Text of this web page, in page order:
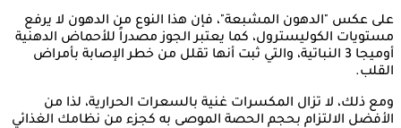
على عكس "الدهون المشبعة"، فإن هذا النوع من الدهون لا يرفع
مستويات الكوليسترول، كما يعتبر الجوز مصدراً للأحماض الدهنية
أوميجا 3 النباتية، والتي ثبت أنها تقلل من خطر الإصابة بأمراض
القلب.
ومع ذلك، لا تزال المكسرات غنية بالسعرات الحرارية، لذا من
الأفضل الالتزام بحجم الحصة الموصى به كجزء من نظامك الغذائي